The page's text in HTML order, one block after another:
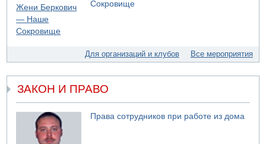
06.08.2026 08:11
Украинская атака на российский НПЗ
Израиль провел испытания системы противоракетной
обороны "Хец"
05.08.2026 18:28
МАДА призывает израильтян срочно сдавать кровь
05.08.2026 17:00
Бывший посол Израиля в ООН Гилад Эрдан объявит в
четверг о создании новой политической партии
Сокровище
Для организаций и клубов Все мероприятия
ЗАКОН И ПРАВО
Права сотрудников при работе из дома